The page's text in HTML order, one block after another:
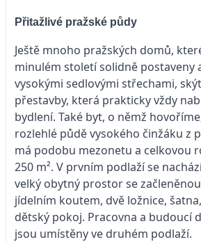
Přitažlivé pražské půdy
Ještě mnoho pražských domů,
minulém století solidně postaveny
vysokými sedlovými střechami,
přestavby, která prakticky vždy
bydlení. Také byt, o němž
rozlehlé půdě vysokého činžáku z
má podobu mezonetu a celkovou
250 m². V prvním podlaží se
velký obytný prostor se
jídelním koutem, dvě ložnice,
dětský pokoj. Pracovna a budoucí
jsou umístěny ve druhém podlaží.